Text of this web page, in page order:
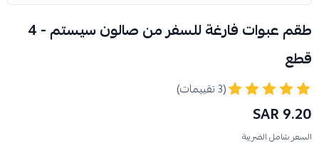
طقم عبوات فارغة للسفر من صالون سيستم - 4
قطع
(3 تقييمات)
9.20 SAR
السعر شامل الضريبة